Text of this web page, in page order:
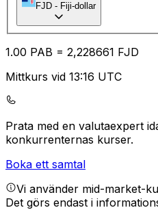
FJD - Fiji-dollar
1.00 PAB = 2,228661 FJD
Mittkurs vid 13:16 UTC
Prata med en valutaexpert
konkurrenternas kurser.
Boka ett samtal
Vi använder mid-market-
Det görs endast i